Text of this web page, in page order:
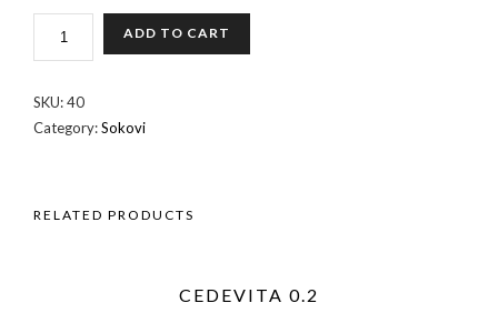
QUANTITY
ADD TO CART
SKU:40
Category:Sokovi
RELATED PRODUCTS
CEDEVITA 0.2